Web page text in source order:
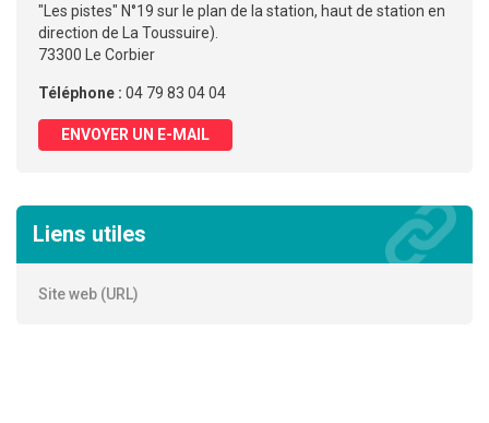
"Les pistes" N°19 sur le plan de la station, haut de station en
direction de La Toussuire).
73300 Le Corbier
Téléphone : 04 79 83 04 04
ENVOYER UN E-MAIL
Liens utiles
Site web (URL)